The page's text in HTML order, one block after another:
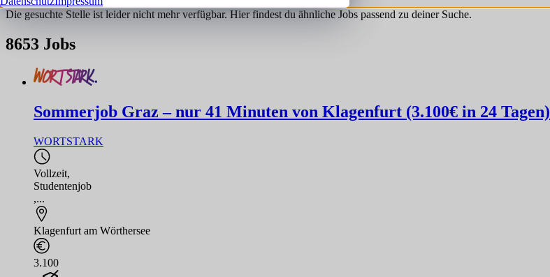
Die gesuchte Stelle ist leider nicht mehr verfügbar. Hier findest du ähnliche Jobs passend zu deiner Suche.
8653 Jobs
Sommerjob Graz – nur 41 Minuten von Klagenfurt (3.100€ in 24 Tagen)
WORTSTARK
Vollzeit,
Studentenjob
,...
Klagenfurt am Wörthersee
3.100